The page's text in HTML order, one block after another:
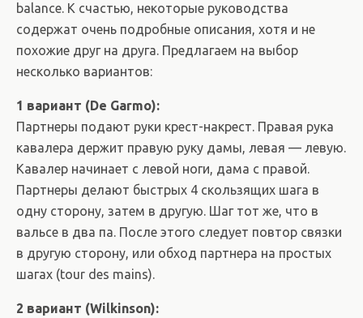
balance. К счастью, некоторые руководства
содержат очень подробные описания, хотя и не
похожие друг на друга. Предлагаем на выбор
несколько вариантов:
1 вариант (De Garmo):
Партнеры подают руки крест-накрест. Правая рука
кавалера держит правую руку дамы, левая — левую.
Кавалер начинает с левой ноги, дама с правой.
Партнеры делают быстрых 4 скользящих шага в
одну сторону, затем в другую. Шаг тот же, что в
вальсе в два па. После этого следует повтор связки
в другую сторону, или обход партнера на простых
шагах (tour des mains).
2 вариант (Wilkinson):